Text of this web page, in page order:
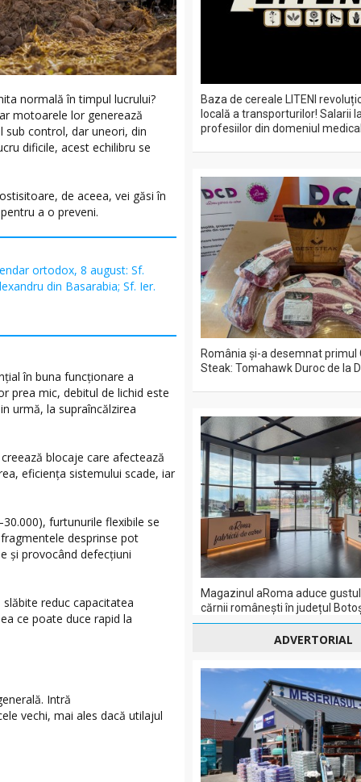
normală în timpul lucrului?
motoarele lor generează
sub control, dar uneori, din
dificile, acest echilibru se
de aceea, vei găsi în
a o preveni.
ortodox, 8 august: Sf.
din Basarabia; Sf. Ier.
în buna funcționare a
prea mic, debitul de lichid este
urmă, la supraîncălzirea
blocaje care afectează
eficiența sistemului scade, iar
furtunurile flexibile se
desprinse pot
și provocând defecțiuni
reduc capacitatea
ce poate duce rapid la
Intră
vechi, mai ales dacă utilajul
Baza de cereale LITENI
locală a transporturilor! Salarii
profesiilor din domeniul
România și-a desemnat primul
Steak: Tomahawk Duroc de la
Magazinul aRoma aduce
cărnii românești în județul
ADVERTORIAL